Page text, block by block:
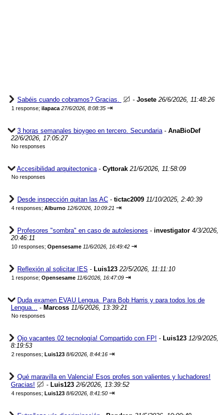
Sabéis cuando cobramos? Gracias. - Josete 26/6/2026, 11:48:26
1 response; ilapaca 27/6/2026, 8:08:35 ⇥
3 horas semanales bioygeo en tercero. Secundaria- AnaBioDef
22/6/2026, 17:05:27
No responses
Accesibilidad arquitectonica- Cyttorak 21/6/2026, 11:58:09
No responses
Desde inspección quitan las AC - tictac2009 11/10/2025, 2:40:39
4 responses; Alburno 12/6/2026, 10:09:21 ⇥
Profesores "sombra" en caso de autolesiones - investigator 4/3/2026,
20:46:11
10 responses; Opensesame 11/6/2026, 16:49:42 ⇥
Reflexión al solicitar IES - Luis123 22/5/2026, 11:11:10
1 response; Opensesame 11/6/2026, 16:47:09 ⇥
Duda examen EVAU Lengua. Para Bob Harris y para todos los de
Lengua... - Marcoss 11/6/2026, 13:39:21
No responses
Ojo vacantes 02 tecnología! Compartido con FP! - Luis123 12/9/2025,
8:19:53
2 responses; Luis123 8/6/2026, 8:44:16 ⇥
Qué maravilla en Valencia! Esos profes son valientes y luchadores!
Gracias!
- Luis123 2/6/2026, 13:39:52
4 responses; Luis123 8/6/2026, 8:41:50 ⇥